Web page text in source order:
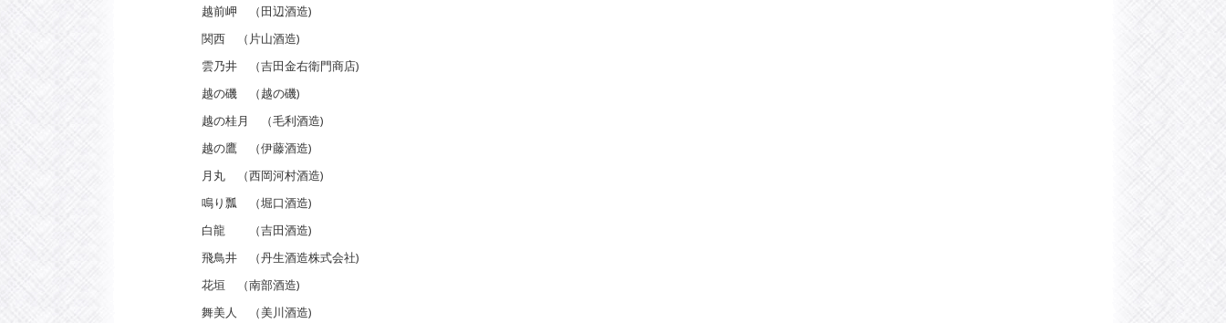
越前岬 （田辺酒造)
関西 （片山酒造)
雲乃井 （吉田金右衛門商店)
越の磯 （越の磯)
越の桂月 （毛利酒造)
越の鷹 （伊藤酒造)
月丸 （西岡河村酒造)
鳴り瓢 （堀口酒造)
白龍 （吉田酒造)
飛鳥井 （丹生酒造株式会社)
花垣 （南部酒造)
舞美人 （美川酒造)